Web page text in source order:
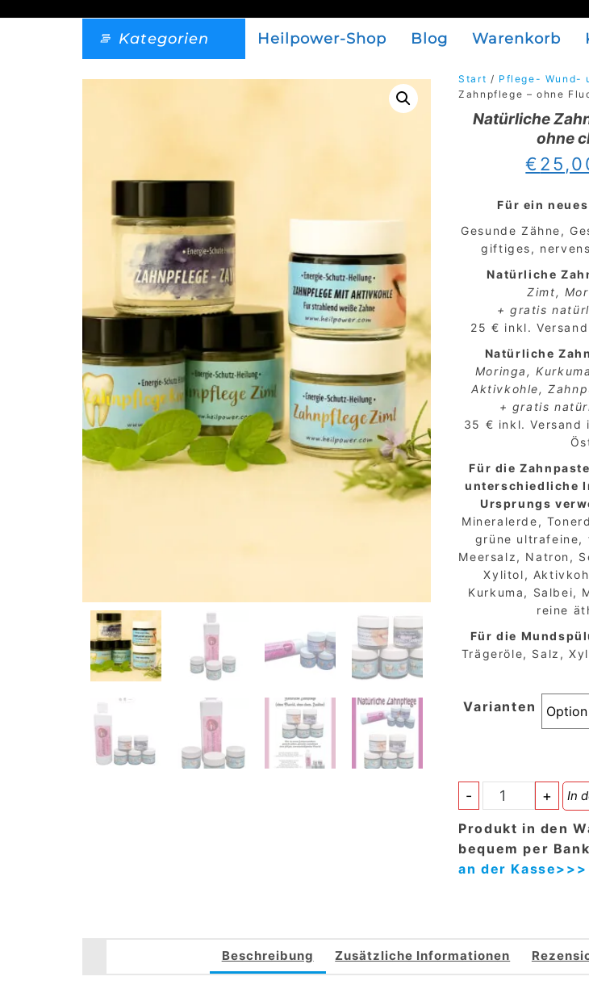
Kategorien Heilpower-Shop Blog Warenkorb
Start / Pflege- Wund-
Zahnpflege – ohne
Natürliche
ohne
€
Für ein
Gesunde Zähne,
giftiges,
Natürliche
Zimt,
+ gratis
25 € inkl.
Natürliche
Moringa,
Aktivkohle,
+ gratis
35 € inkl. Versand
Für die
unterschiedliche
Ursprungs
Mineralerde,
grüne ultrafeine,
Meersalz, Natron,
Xylitol,
Kurkuma, Salbei,
reine
Für die
Trägeröle, Salz,
Varianten
-
Natürliche
Zahnpflege
-
ohne
Fluorid,
Menge
+ In
Produkt in den
bequem per
an der Kasse>>>
Beschreibung Zusätzliche Informationen